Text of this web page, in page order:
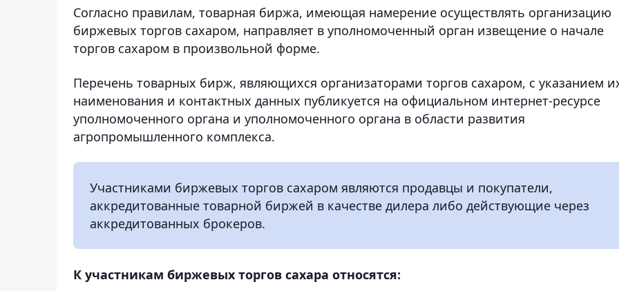
Согласно правилам, товарная биржа, имеющая намерение осуществлять организацию
биржевых торгов сахаром, направляет в уполномоченный орган извещение о начале
торгов сахаром в произвольной форме.
Перечень товарных бирж, являющихся организаторами торгов сахаром, с указанием
наименования и контактных данных публикуется на официальном интернет-ресурсе
уполномоченного органа и уполномоченного органа в области развития
агропромышленного комплекса.
Участниками биржевых торгов сахаром являются продавцы и покупатели,
аккредитованные товарной биржей в качестве дилера либо действующие через
аккредитованных брокеров.
К участникам биржевых торгов сахара относятся: